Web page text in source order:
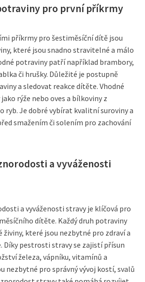
pro první příkrmy
příkrmy pro šestiměsíční dítě jsou
které jsou snadno stravitelné a málo
potraviny patří například brambory,
či hrušky. Důležité je postupně
a sledovat reakce dítěte. Vhodné
rýže nebo oves a bílkoviny z
ryb. Je dobré vybírat kvalitní suroviny a
smažením či solením pro zachování
a vyváženosti
a vyváženosti stravy je klíčová pro
dítěte. Každý druh potraviny
živiny, které jsou nezbytné pro zdraví a
pestrosti stravy se zajistí přísun
železa, vápníku, vitamínů a
nezbytné pro správný vývoj kostí, svalů